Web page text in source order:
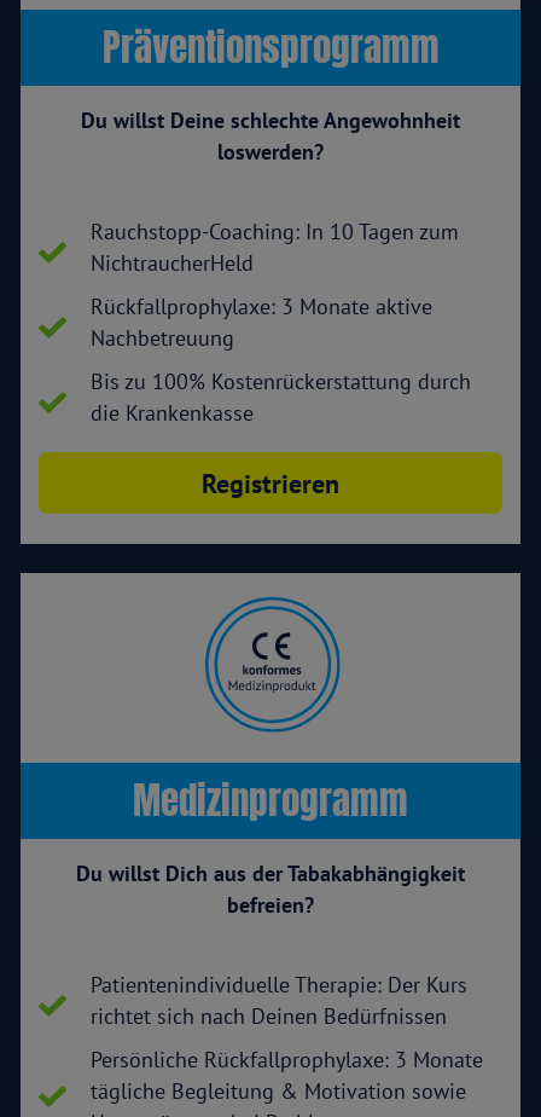
Präventionsprogramm
Du willst Deine schlechte Angewohnheit
loswerden?
Rauchstopp-Coaching: In 10 Tagen zum
NichtraucherHeld
Rückfallprophylaxe: 3 Monate aktive
Nachbetreuung
Bis zu 100% Kostenrückerstattung durch
die Krankenkasse
Medizinprogramm
Du willst Dich aus der Tabakabhängigkeit
befreien?
Patientenindividuelle Therapie: Der Kurs
richtet sich nach Deinen Bedürfnissen
Persönliche Rückfallprophylaxe: 3 Monate
tägliche Begleitung & Motivation sowie